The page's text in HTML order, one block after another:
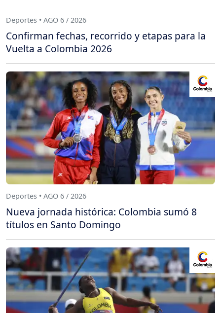
Deportes • AGO 6 / 2026
Confirman fechas, recorrido y etapas para la
Vuelta a Colombia 2026
Deportes • AGO 6 / 2026
Nueva jornada histórica: Colombia sumó 8
títulos en Santo Domingo